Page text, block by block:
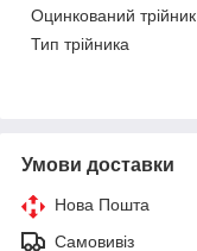
Оцинкований трійник
Тип трійника
Умови доставки
Нова Пошта
Самовивіз